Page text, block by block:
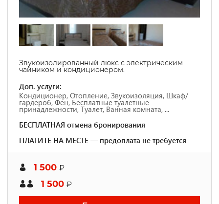
Звукоизолированный люкс с электрическим
чайником и кондиционером.
Доп. услуги:
Кондиционер, Отопление, Звукоизоляция, Шкаф/
гардероб, Фен, Бесплатные туалетные
принадлежности, Туалет, Ванная комната, ...
БЕСПЛАТНАЯ отмена бронирования
ПЛАТИТЕ НА МЕСТЕ — предоплата не требуется
1 500 ₽
1 500 ₽